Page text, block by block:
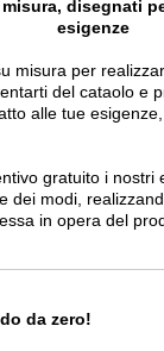
disegnati
esigenze
misura per
del cataolo e
alle tue
gratuito i nostri
dei modi,
in opera del
da zero!